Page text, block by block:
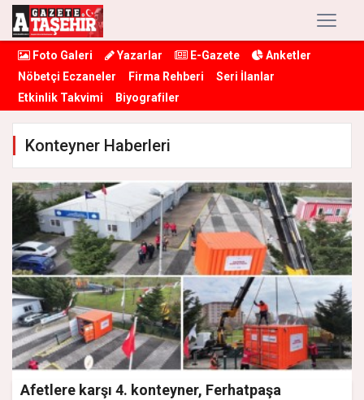
Foto Galeri Yazarlar E-Gazete
Anketler
Nöbetçi Eczaneler
Firma Rehberi
Seri İlanlar
Etkinlik Takvimi
Biyografiler
Konteyner Haberleri
Afetlere karşı 4. konteyner, Ferhatpaşa